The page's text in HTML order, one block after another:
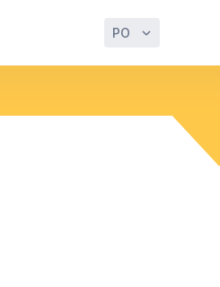
PO